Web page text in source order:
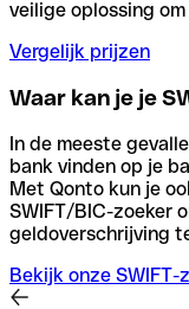
veilige oplossing
Vergelijk prijzen
Waar kan je je
In de meeste
bank vinden op je
Met Qonto kun je
SWIFT/BIC-zoeker
geldoverschrijving
Bekijk onze SWIFT-